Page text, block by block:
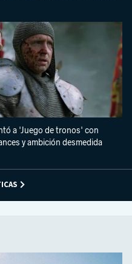
a 'Juego de tronos' con
y ambición desmedida